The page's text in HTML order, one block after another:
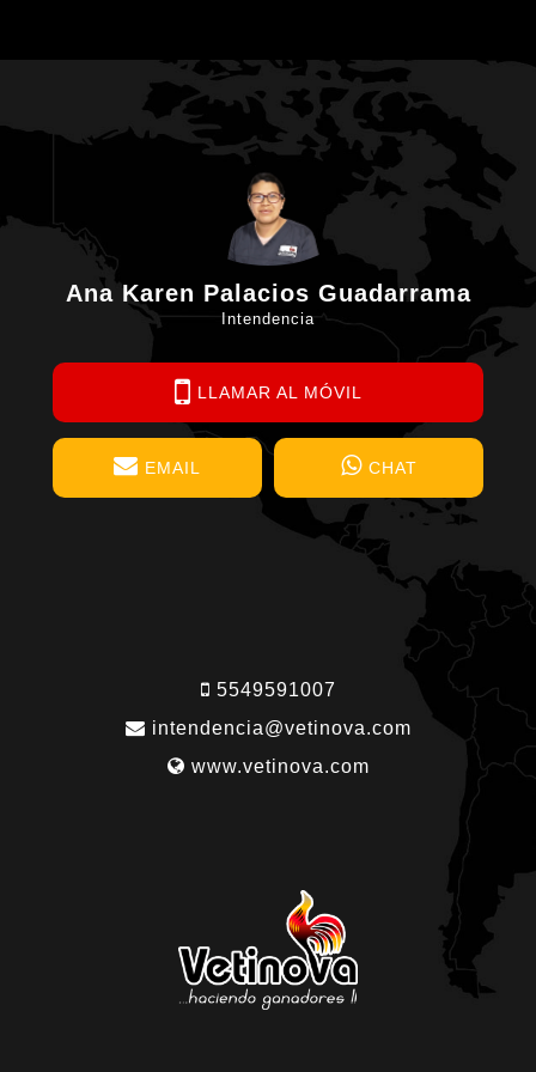
Ana Karen Palacios Guadarrama
Intendencia
LLAMAR AL MÓVIL
EMAIL CHAT
5549591007
intendencia@vetinova.com
www.vetinova.com